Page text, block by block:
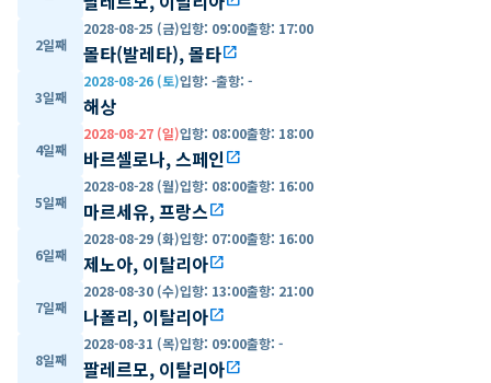
2일째
2028-08-25 (금)입항: 09:00출항: 17:00
몰타(발레타), 몰타open_in_new
3일째
2028-08-26 (토)입항: -출항: -
해상
4일째
2028-08-27 (일)입항: 08:00출항: 18:00
바르셀로나, 스페인open_in_new
5일째
2028-08-28 (월)입항: 08:00출항: 16:00
마르세유, 프랑스open_in_new
6일째
2028-08-29 (화)입항: 07:00출항: 16:00
제노아, 이탈리아open_in_new
7일째
2028-08-30 (수)입항: 13:00출항: 21:00
나폴리, 이탈리아open_in_new
8일째
2028-08-31 (목)입항: 09:00출항: -
팔레르모, 이탈리아open_in_new